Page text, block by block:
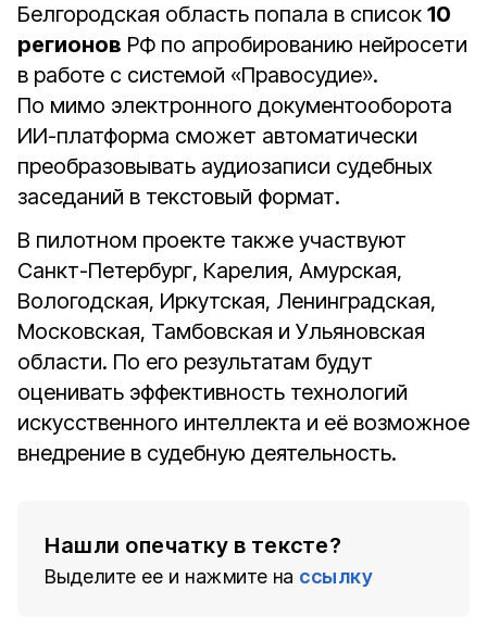
Белгородская область попала в список 10
регионов РФ по апробированию нейросети
в работе с системой «Правосудие».
По мимо электронного документооборота
ИИ-платформа сможет автоматически
преобразовывать аудиозаписи судебных
заседаний в текстовый формат.
В пилотном проекте также участвуют
Санкт-Петербург, Карелия, Амурская,
Вологодская, Иркутская, Ленинградская,
Московская, Тамбовская и Ульяновская
области. По его результатам будут
оценивать эффективность технологий
искусственного интеллекта и её возможное
внедрение в судебную деятельность.
Нашли опечатку в тексте?
Выделите ее и нажмите на ссылку